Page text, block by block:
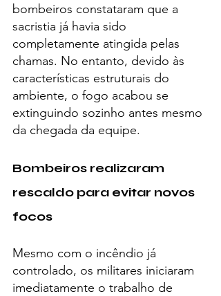
bombeiros constataram que a
sacristia já havia sido
completamente atingida pelas
chamas. No entanto, devido às
características estruturais do
ambiente, o fogo acabou se
extinguindo sozinho antes mesmo
da chegada da equipe.
Bombeiros realizaram
rescaldo para evitar novos
focos
Mesmo com o incêndio já
controlado, os militares iniciaram
imediatamente o trabalho de